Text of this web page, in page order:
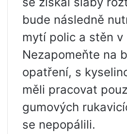
bude následně
mytí polic a stěn v
Nezapomeňte na
opatření, s
měli pracovat
gumových
se nepopálili.